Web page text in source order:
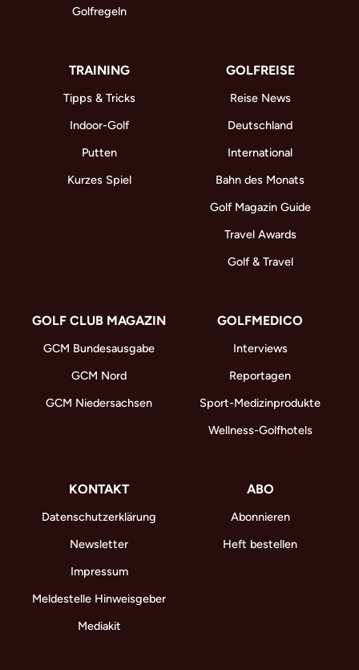
Golfregeln
TRAINING
Tipps & Tricks
Indoor-Golf
Putten
Kurzes Spiel
GOLFREISE
Reise News
Deutschland
International
Bahn des Monats
Golf Magazin Guide
Travel Awards
Golf & Travel
GOLF CLUB MAGAZIN
GCM Bundesausgabe
GCM Nord
GCM Niedersachsen
GOLFMEDICO
Interviews
Reportagen
Sport-Medizinprodukte
Wellness-Golfhotels
KONTAKT
Datenschutzerklärung
Newsletter
Impressum
Meldestelle Hinweisgeber
Mediakit
ABO
Abonnieren
Heft bestellen